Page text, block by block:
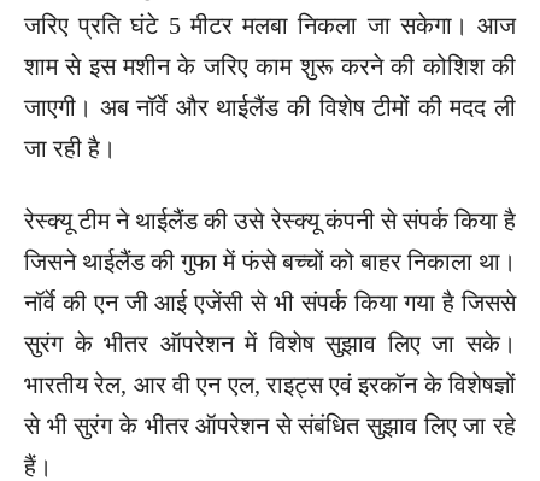
जरिए प्रति घंटे 5 मीटर मलबा निकला जा सकेगा। आज
शाम से इस मशीन के जरिए काम शुरू करने की कोशिश की
जाएगी। अब नॉर्वे और थाईलैंड की विशेष टीमों की मदद ली
जा रही है।
रेस्क्यू टीम ने थाईलैंड की उसे रेस्क्यू कंपनी से संपर्क किया है
जिसने थाईलैंड की गुफा में फंसे बच्चों को बाहर निकाला था।
नॉर्वे की एन जी आई एजेंसी से भी संपर्क किया गया है जिससे
सुरंग के भीतर ऑपरेशन में विशेष सुझाव लिए जा सके।
भारतीय रेल, आर वी एन एल, राइट्स एवं इरकॉन के विशेषज्ञों
से भी सुरंग के भीतर ऑपरेशन से संबंधित सुझाव लिए जा रहे
हैं।